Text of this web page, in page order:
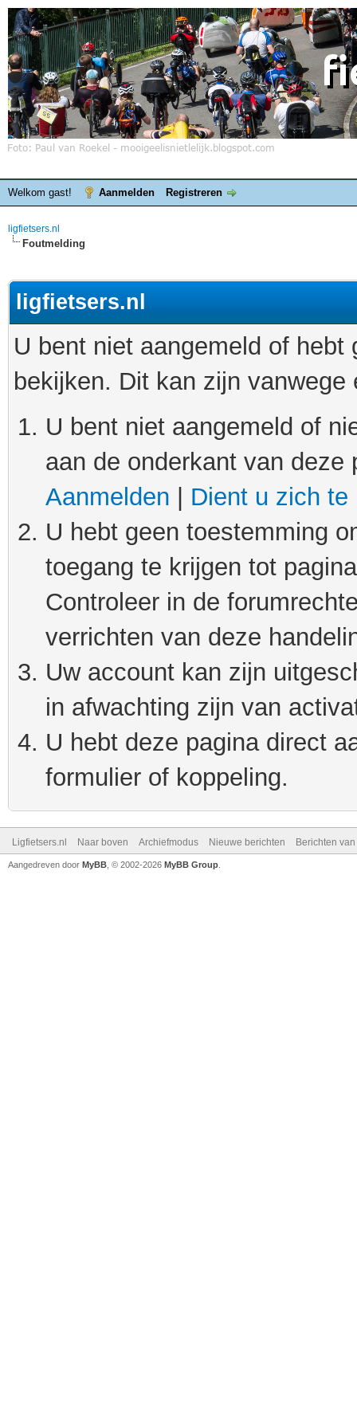
Welkom gast! Aanmelden Registreren
ligfietsers.nl
Foutmelding
ligfietsers.nl
U bent niet aangemeld of
bekijken. Dit kan zijn
U bent niet aangemeld of
aan de onderkant van
Aanmelden
Dient u zich te
U hebt geen toestemming
toegang te krijgen tot
Controleer in de
verrichten van deze
Uw account kan zijn
in afwachting zijn van
U hebt deze pagina direct
formulier of koppeling.
Ligfietsers.nl Naar boven Archiefmodus Nieuwe berichten Berichten
Aangedreven door MyBB , © 2002-2026 MyBB Group